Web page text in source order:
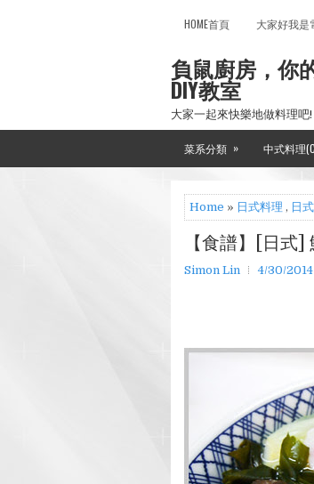
HOME首頁 大家好我是
負鼠廚房，你
DIY教室
大家一起來快樂地做料理吧
菜系分類 » 中式料理
Home » 日式料理 , 日
【食譜】[日式]
Simon Lin 4/30/2014